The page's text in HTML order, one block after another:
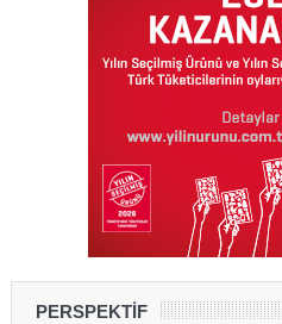
PERSPEKTİF